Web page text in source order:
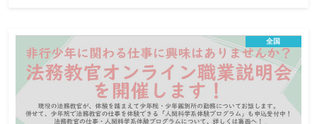
香美町役場で、働こう。
地方公務員
日程 この説明会は終了しました
全国